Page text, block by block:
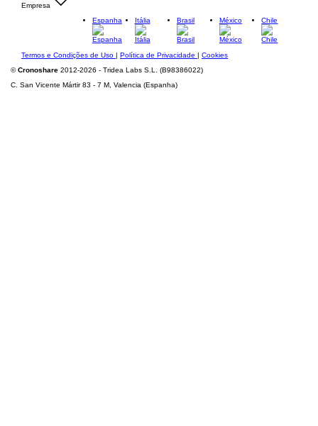
Empresa
Espanha
Itália Brasil México Chile
Termos e Condições de Uso | Política de Privacidade | Cookies
©Cronoshare 2012-2026 - Tridea Labs S.L. (B98386022)
C. San Vicente Mártir 83 - 7 M, Valencia (Espanha)